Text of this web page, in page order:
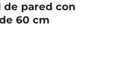
de pared con
60 cm